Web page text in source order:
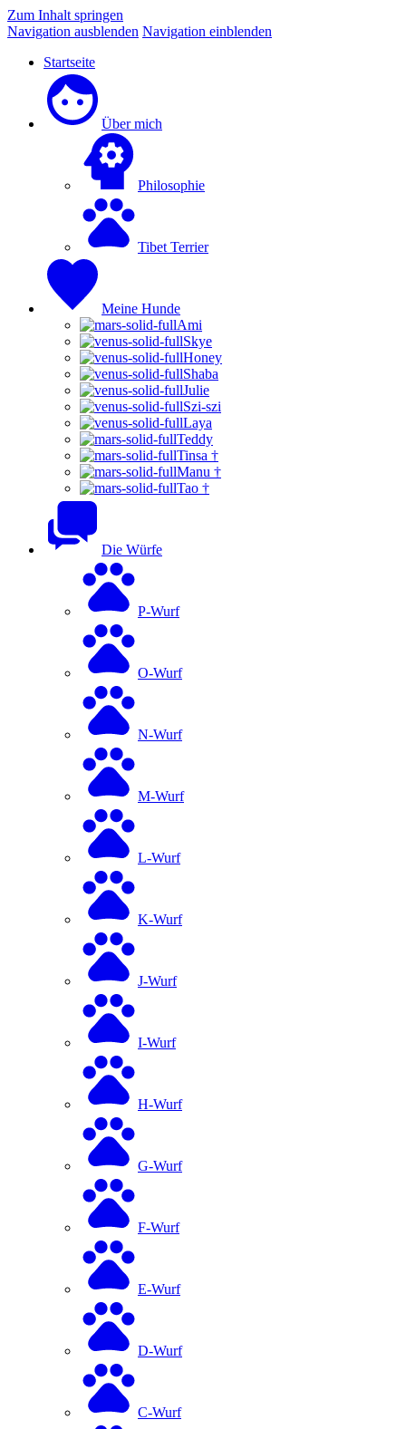
Zum Inhalt springen
Navigation ausblenden Navigation einblenden
Startseite
Über mich
Philosophie
Tibet Terrier
Meine Hunde
Ami
Skye
Honey
Shaba
Julie
Szi-szi
Laya
Teddy
Tinsa †
Manu †
Tao †
Die Würfe
P-Wurf
O-Wurf
N-Wurf
M-Wurf
L-Wurf
K-Wurf
J-Wurf
I-Wurf
H-Wurf
G-Wurf
F-Wurf
E-Wurf
D-Wurf
C-Wurf